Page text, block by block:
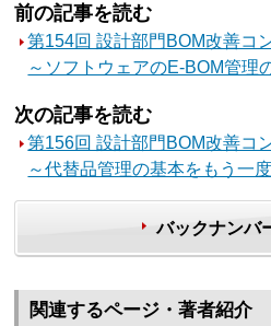
前の記事を読む
第154回 設計部門BOM改善コ
～ソフトウェアのE-BOM管理
次の記事を読む
第156回 設計部門BOM改善コ
～代替品管理の基本をもう一
バックナンバ
関連するページ・著者紹介